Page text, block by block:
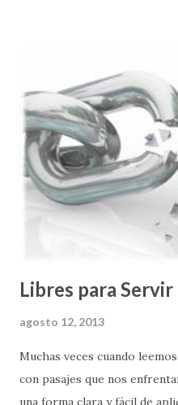
impresionante es que si
una de las instrucciones, el
GPS tiene la capacidad de
nos permite aun llegar a
segura. Para mí este es el
hecho para personas, como
perdidos. Y lo que pasa es
Libres para Servir
agosto 12, 2013
Muchas veces cuando
con pasajes que nos
una forma clara y fácil de